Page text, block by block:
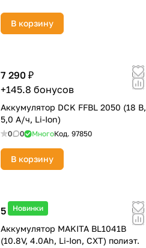
В корзину
7 290 ₽
+145.8 бонусов
Аккумулятор DCK FFBL 2050 (18 В,
5,0 А/ч, Li-Ion)
0 0 МногоКод. 97850
В корзину
Новинки
5 378 ₽
Аккумулятор MAKITA BL1041B
(10.8V, 4.0Ah, Li-Ion, CXT) полиэт.